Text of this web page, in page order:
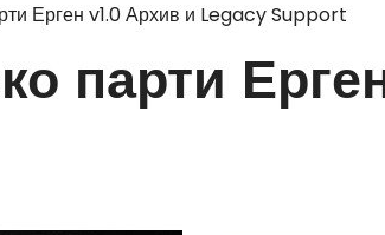
Ерген v1.0 Архив и Legacy Support
парти